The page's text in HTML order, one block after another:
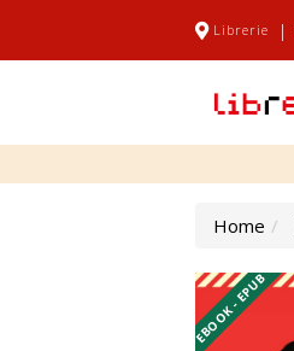
Librerie |
Home
EBOOK - EPUB